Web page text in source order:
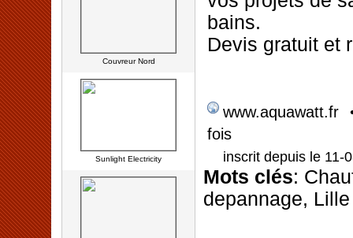
Couvreur Nord
Sunlight Electricity
bains.
Devis gratuit et
www.aquawatt.fr
fois
inscrit depuis le 11-
Mots clés:
depannage, Lille